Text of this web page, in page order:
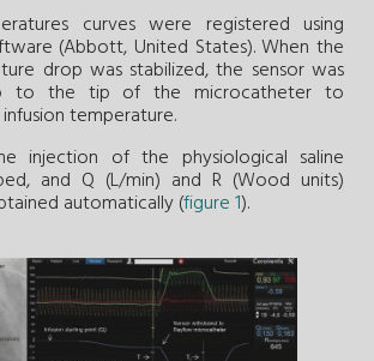
curves were registered using
(Abbott, United States). When the
drop was stabilized, the sensor was
to the tip of the microcatheter to
temperature.
injection of the physiological saline
and Q (L/min) and R (Wood units)
automatically (figure 1).